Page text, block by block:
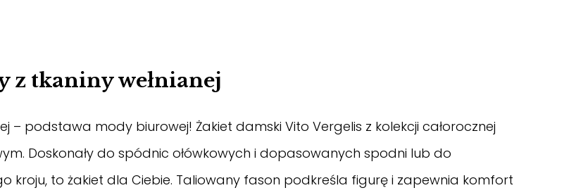
z tkaniny wełnianej
– podstawa mody biurowej! Żakiet damski Vito Vergelis z kolekcji całorocznej
Doskonały do spódnic ołówkowych i dopasowanych spodni lub do
kroju, to żakiet dla Ciebie. Taliowany fason podkreśla figurę i zapewnia komfort